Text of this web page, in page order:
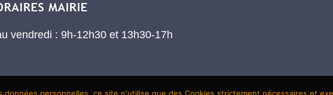
vendredi : 9h-12h30 et 13h30-17h